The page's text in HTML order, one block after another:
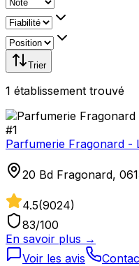
Trier
1 établissement trouvé
#1
Parfumerie Fragonard -
20 Bd Fragonard,
4.5(9024)
83/100
En savoir plus →
Voir les avis